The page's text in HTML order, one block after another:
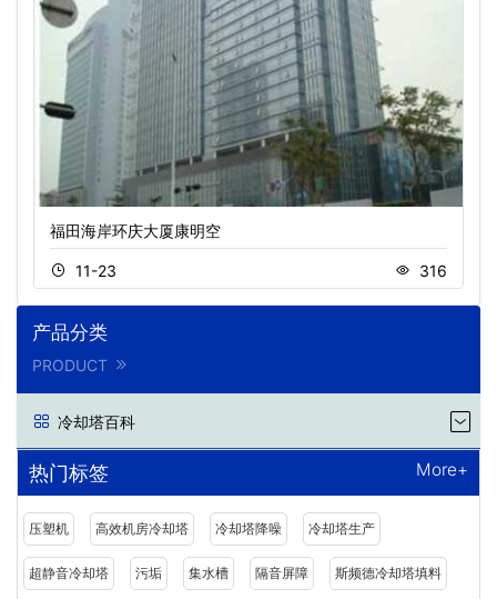
福田海岸环庆大厦康明空
11-23 316
产品分类
PRODUCT
冷却塔百科
热门标签 More+
压塑机 高效机房冷却塔 冷却塔降噪 冷却塔生产
超静音冷却塔 污垢 集水槽 隔音屏障 斯频德冷却塔填料